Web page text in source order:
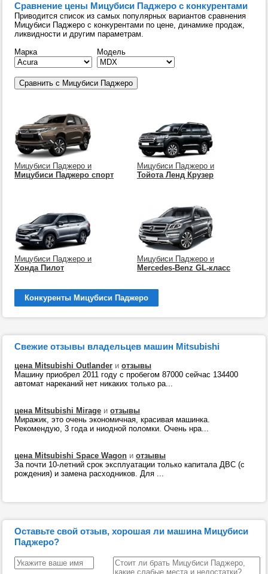
Сравнение цены Мицубиси Паджеро с конкурентами
Приводится список из самых популярных вариантов сравнения
Мицубиси Паджеро с конкурентами по цене, динамике продаж,
ликвидности и другим параметрам.
Марка
Модель
Мицубиси Паджеро и
Мицубиси Паджеро спорт
Мицубиси Паджеро и
Тойота Ленд Крузер
Мицубиси Паджеро и
Хонда Пилот
Мицубиси Паджеро и
Mercedes-Benz GL-класс
Конкуренты Мицубиси Паджеро
Свежие отзывы владельцев машин Mitsubishi
цена Mitsubishi Outlander и отзывы
Машину приобрел 2011 году с пробегом 87000 сейчас 134400
автомат нареканий нет никаких только ра...
цена Mitsubishi Mirage и отзывы
Миражик, это очень экономичная, красивая машинка.
Рекомендую, 3 года и ниодной поломки. Очень нра...
цена Mitsubishi Space Wagon и отзывы
За почти 10-летний срок эксплуатации только капитала ДВС (с
рождения) и замена расходников. Для ...
Оставьте свой отзыв, хорошая ли машина Мицубиси
Паджеро?